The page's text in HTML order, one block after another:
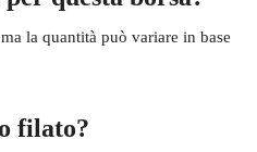
la quantità può variare in base
filato?